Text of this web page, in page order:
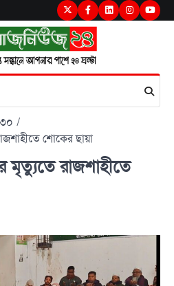
TwitterFacebook
LinkedInInstagram
৩০
শোকের ছায়া
মৃত্যুতে রাজশাহীতে